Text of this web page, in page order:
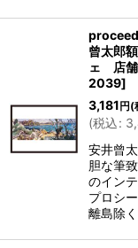
曾太郎
ェ 店
2039]
3,181円(
(税込:
安井曾
胆な筆
のイン
プロシ
離島除